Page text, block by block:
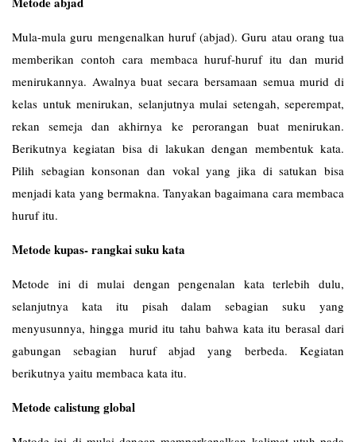
Mula-mula guru mengenalkan huruf (abjad). Guru atau orang tua
memberikan contoh cara membaca huruf-huruf itu dan murid
menirukannya. Awalnya buat secara bersamaan semua murid di
kelas untuk menirukan, selanjutnya mulai setengah, seperempat,
rekan semeja dan akhirnya ke perorangan buat menirukan.
Berikutnya kegiatan bisa di lakukan dengan membentuk kata.
Pilih sebagian konsonan dan vokal yang jika di satukan bisa
menjadi kata yang bermakna. Tanyakan bagaimana cara membaca
huruf itu.
Metode kupas- rangkai suku kata
Metode ini di mulai dengan pengenalan kata terlebih dulu,
selanjutnya kata itu pisah dalam sebagian suku yang
menyusunnya, hingga murid itu tahu bahwa kata itu berasal dari
gabungan sebagian huruf abjad yang berbeda. Kegiatan
berikutnya yaitu membaca kata itu.
Metode calistung global